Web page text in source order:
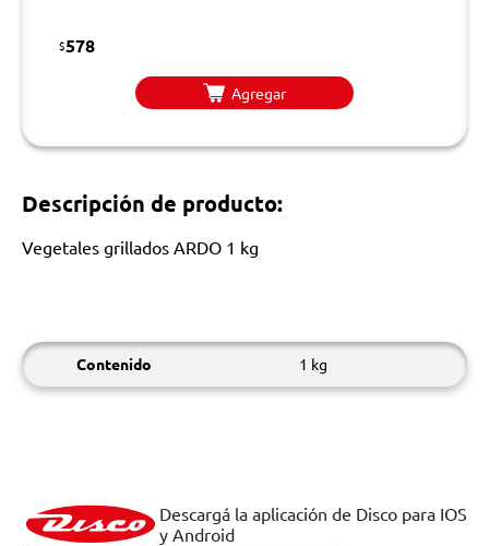
$578
Agregar
Descripción de producto:
Vegetales grillados ARDO 1 kg
Contenido 1 kg
Descargá la aplicación de Disco para IOS
y Android